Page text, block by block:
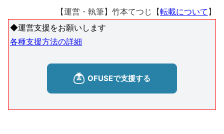
【運営・執筆】竹本てつじ【転載について 】
◆運営支援をお願いします
各種支援方法の詳細